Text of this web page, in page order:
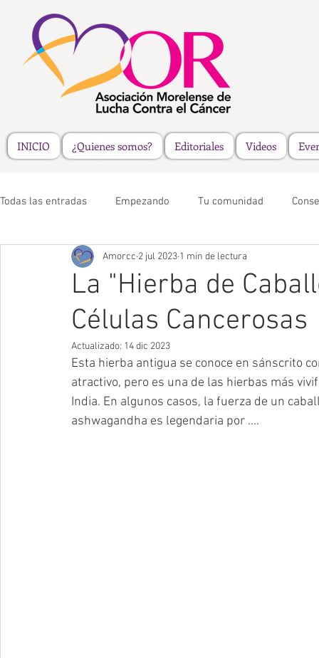
INICIO ¿Quienes somos? Editoriales Videos
Todas las entradas Empezando Tu comunidad
La "Hierba de
Células Cancerosas
Amorcc 2 jul 2023 1 min de lectura
Actualizado: 14 dic 2023
Esta hierba antigua se conoce en sánscrito
atractivo, pero es una de las hierbas más
India. En algunos casos, la fuerza de un
ashwagandha es legendaria por ....